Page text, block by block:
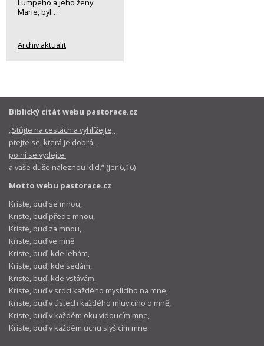
Marie, byl…
Archiv aktualit
Biblický citát webu pastorace.cz
„Stůjte na cestách a vyhlížejte,
ptejte se, která je dobrá,
po ní se vydejte
a vaše duše naleznou klid.“ (Jer 6,16)
Motto webu pastorace.cz
Kriste, buď se mnou,
Kriste, buď přede mnou,
Kriste, buď za mnou,
Kriste, buď ve mně.
Kriste, buď, kde lehám,
Kriste, buď, kde sedám,
Kriste, buď, kde vstávám.
Kriste, buď v srdci každého myslícího na mne,
Kriste, buď v ústech každého mluvicího o mně,
Kriste, buď v každém oku vidoucím mne,
Kriste, buď v každém uchu slyšícím mne.